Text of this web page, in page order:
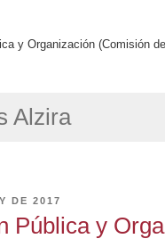
y Organización (Comisión
Alzira
DE 2017
Pública y